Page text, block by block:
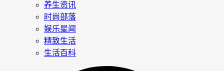
养生资讯
时尚部落
娱乐星闻
精致生活
生活百科